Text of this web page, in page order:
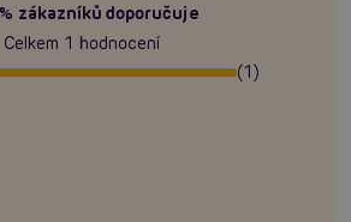
zákazníků doporučuje
Celkem 1 hodnocení
(1)